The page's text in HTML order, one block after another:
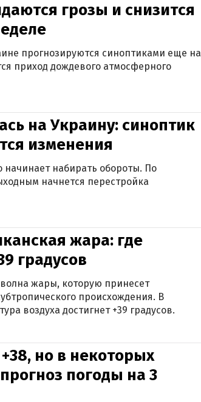
грозы и снизится
прогнозируются синоптиками еще на
приход дождевого атмосферного
на Украину: синоптик
изменения
набирать обороты. По
начнется перестройка
жара: где
градусов
жары, которую принесет
происхождения. В
воздуха достигнет +39 градусов.
но в некоторых
погоды на 3